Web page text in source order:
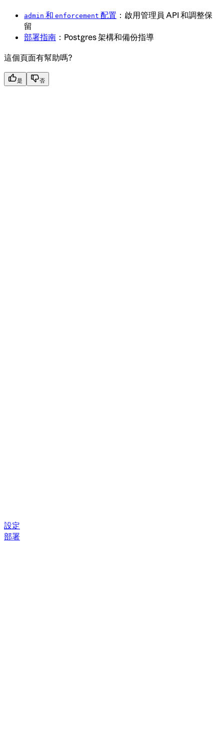
admin 和 enforcement 配置 ：啟用管理員 API 和調整保
留
部署指南 ：Postgres 架構和備份指導
這個頁面有幫助嗎?
是 否
設定
部署